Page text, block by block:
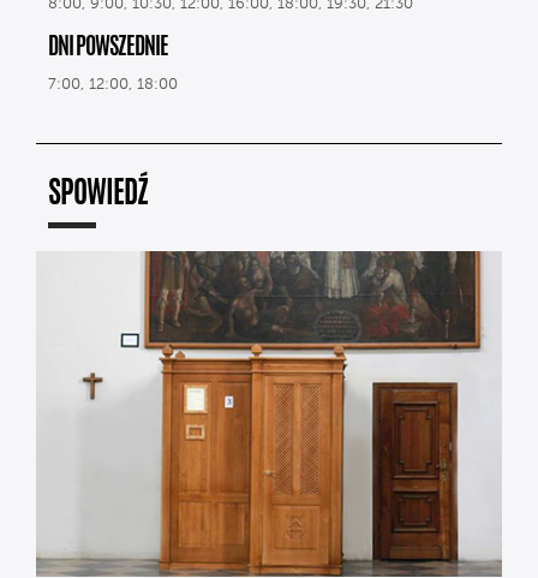
8:00, 9:00, 10:30, 12:00, 16:00, 18:00, 19:30, 21:30
DNI POWSZEDNIE
7:00, 12:00, 18:00
SPOWIEDŹ